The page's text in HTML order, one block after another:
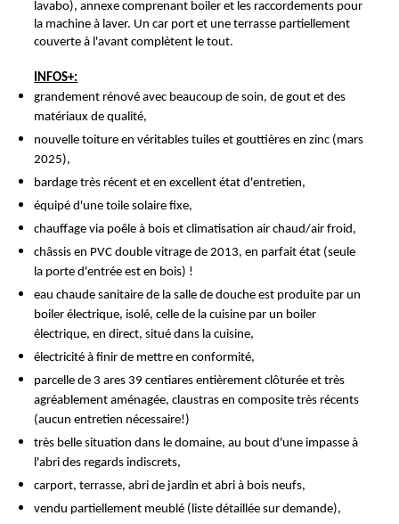
lavabo), annexe comprenant boiler et les raccordements pour
la machine à laver. Un car port et une terrasse partiellement
couverte à l'avant complètent le tout.
INFOS+:
grandement rénové avec beaucoup de soin, de gout et des
matériaux de qualité,
nouvelle toiture en véritables tuiles et gouttières en zinc (mars
2025),
bardage très récent et en excellent état d'entretien,
équipé d'une toile solaire fixe,
chauffage via poêle à bois et climatisation air chaud/air froid,
châssis en PVC double vitrage de 2013, en parfait état (seule
la porte d'entrée est en bois) !
eau chaude sanitaire de la salle de douche est produite par un
boiler électrique, isolé, celle de la cuisine par un boiler
électrique, en direct, situé dans la cuisine,
électricité à finir de mettre en conformité,
parcelle de 3 ares 39 centiares entièrement clôturée et très
agréablement aménagée, claustras en composite très récents
(aucun entretien nécessaire!)
très belle situation dans le domaine, au bout d'une impasse à
l'abri des regards indiscrets,
carport, terrasse, abri de jardin et abri à bois neufs,
vendu partiellement meublé (liste détaillée sur demande),